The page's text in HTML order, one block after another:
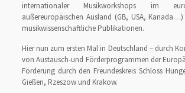
internationaler Musikworkshops im
außereuropäischen Ausland (GB, USA,
musikwissenschaftliche Publikationen.
Hier nun zum ersten Mal in Deutschland – durch
von Austausch-und Förderprogrammen der
Förderung durch den Freundeskreis Schloss
Gießen, Rzeszow und Krakow.